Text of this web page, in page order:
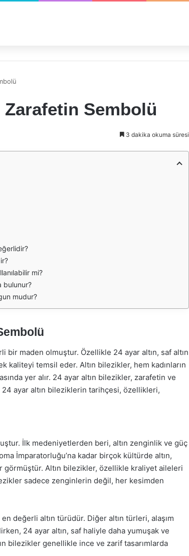
Sembolü
3 dakika okuma süresi
mi?
bulunur?
mudur?
bir maden olmuştur. Özellikle 24 ayar altın, saf altın
kaliteyi temsil eder. Altın bilezikler, hem kadınların
yer alır. 24 ayar altın bilezikler, zarafetin ve
ayar altın bileziklerin tarihçesi, özellikleri,
İlk medeniyetlerden beri, altın zenginlik ve güç
İmparatorluğu’na kadar birçok kültürde altın,
Altın bilezikler, özellikle kraliyet aileleri
sadece zenginlerin değil, her kesimden
değerli altın türüdür. Diğer altın türleri, alaşım
24 ayar altın, saf haliyle daha yumuşak ve
bilezikler genellikle ince ve zarif tasarımlarda